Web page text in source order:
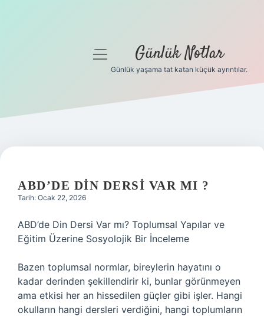
Gizlilik Politikası
Yasal Uyarı
menüyü
Günlük Notlar
Günlük yaşama tat katan küçük ayrıntılar.
ABD’DE DIN DERSI VAR MI ?
Tarih: Ocak 22, 2026
ABD’de Din Dersi Var mı? Toplumsal Yapılar ve
Eğitim Üzerine Sosyolojik Bir İnceleme
Bazen toplumsal normlar, bireylerin hayatını o
kadar derinden şekillendirir ki, bunlar görünmeyen
ama etkisi her an hissedilen güçler gibi işler. Hangi
okulların hangi dersleri verdiğini, hangi toplumların